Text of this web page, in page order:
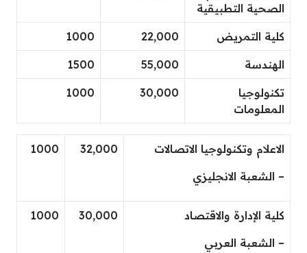
الصحية التطبيقية
كلية التمريض 22,000
1000
الهندسة 55,000
1500
تكنولوجيا
المعلومات
30,000
1000
الاعلام وتكنولوجيا الاتصالات
– الشعبة الانجليزي
32,000
1000
كلية الإدارة والاقتصاد
– الشعبة العربي
30,000
1000